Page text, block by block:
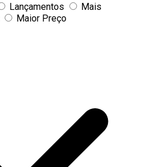
Lançamentos
Mais
Maior Preço